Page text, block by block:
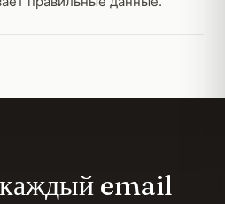
каждый email